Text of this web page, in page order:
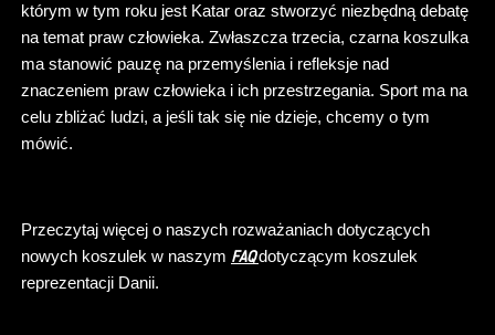
którym w tym roku jest Katar oraz stworzyć niezbędną debatę
na temat praw człowieka. Zwłaszcza trzecia, czarna koszulka
ma stanowić pauzę na przemyślenia i refleksje nad
znaczeniem praw człowieka i ich przestrzegania. Sport ma na
celu zbliżać ludzi, a jeśli tak się nie dzieje, chcemy o tym
mówić.
Przeczytaj więcej o naszych rozważaniach dotyczących
nowych koszulek w naszym FAQdotyczącym koszulek
reprezentacji Danii.